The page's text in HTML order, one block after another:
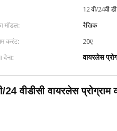
12 वी/24वी
मॉडल:
रैखिक
करंट:
20ए
देना:
वायरलेस
24 वीडीसी वायरलेस